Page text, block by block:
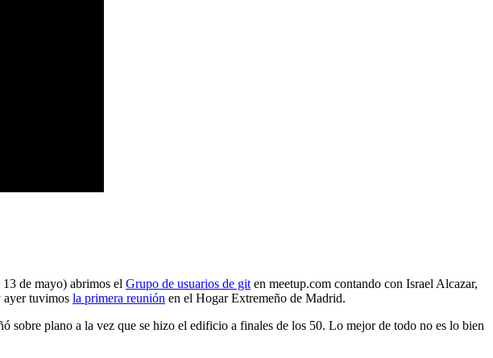
de mayo) abrimos el Grupo de usuarios de git en meetup.com contando con Israel Alcazar,
ayer tuvimos la primera reunión en el Hogar Extremeño de Madrid.
plano a la vez que se hizo el edificio a finales de los 50. Lo mejor de todo no es lo bien